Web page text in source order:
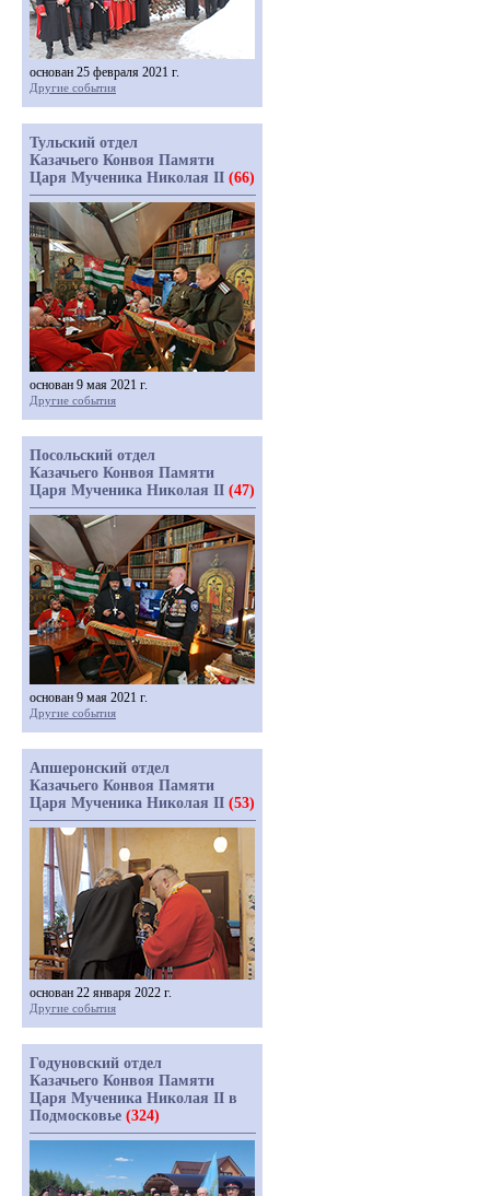
основан 25 февраля 2021 г.
Другие события
Тульский отдел
Казачьего Конвоя Памяти
Царя Мученика Николая II (66)
основан 9 мая 2021 г.
Другие события
Посольский отдел
Казачьего Конвоя Памяти
Царя Мученика Николая II (47)
основан 9 мая 2021 г.
Другие события
Апшеронский отдел
Казачьего Конвоя Памяти
Царя Мученика Николая II (53)
основан 22 января 2022 г.
Другие события
Годуновский отдел
Казачьего Конвоя Памяти
Царя Мученика Николая II в
Подмосковье (324)